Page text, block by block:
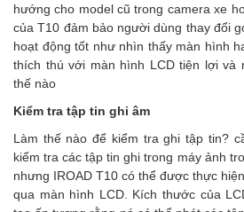
hướng cho model cũ trong camera xe
của T10 đảm bảo người dùng thay đổi
hoạt động tốt như nhìn thấy màn hình
thích thú với màn hình LCD tiện lợi và
thế nào
Kiểm tra tập tin ghi âm
Làm thế nào để kiểm tra ghi tập tin?
kiểm tra các tập tin ghi trong máy ảnh
nhưng IROAD T10 có thể được thực
qua màn hình LCD. Kích thước của